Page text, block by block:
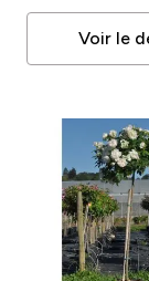
Voir le